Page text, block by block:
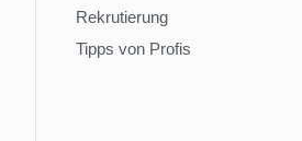
Rekrutierung
Tipps von Profis